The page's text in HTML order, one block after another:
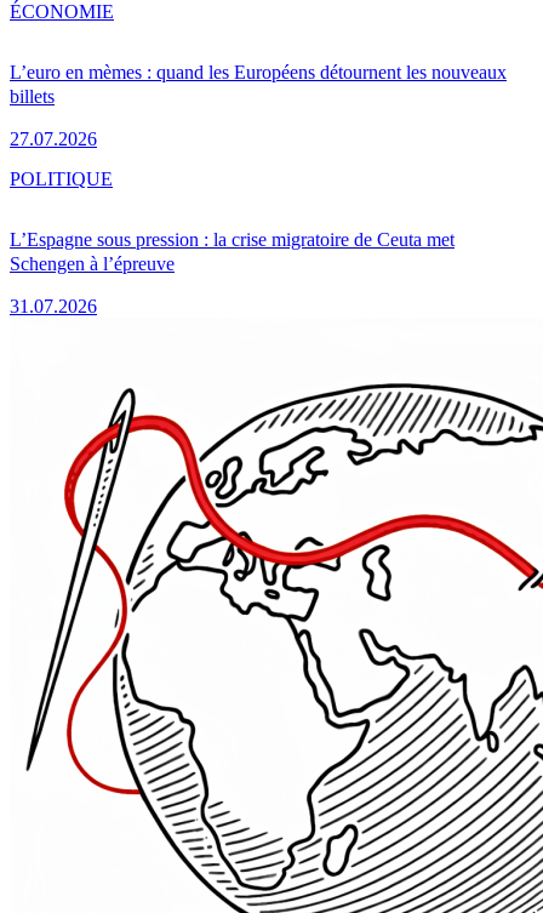
L’euro en mèmes : quand les Européens détournent les nouveaux
billets
27.07.2026
ÉCONOMIE
L’Espagne sous pression : la crise migratoire de Ceuta met
Schengen à l’épreuve
31.07.2026
POLITIQUE